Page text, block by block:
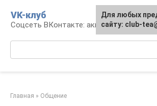
контенту
VK-клуб
Соцсеть ВКонтакте: аккаунт, общение,
Главная » Общение
Для любых
сайту: club-